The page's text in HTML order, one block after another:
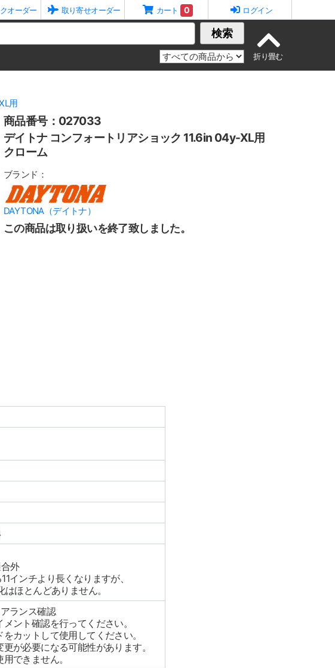
オーダー 取り寄せオーダー カート 0 ログイン
検索
用
商品番号：027033
デイトナ コンフォートリアショック 11.6in 04y-XL用
クローム
ブランド：
DAYTONA（デイトナ）
この商品は取り扱いを終了致しました。
外
インチより長くなりますが、
ほとんどありません。
ランス確認
ント確認を行ってください。
カットして使用してください。
が必要になる可能性があります。
できません。